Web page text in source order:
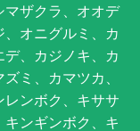
ザクラ、オオデ
オニグルミ、カ
、カジノキ、カ
ミ、カマツカ、
ンボク、キササ
ンギンボク、キ